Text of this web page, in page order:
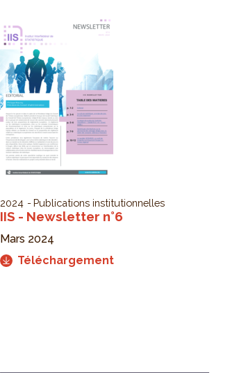
2024 Publications institutionnelles
IIS - Newsletter n°6
Mars 2024
Téléchargement